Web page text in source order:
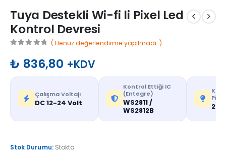
Tuya Destekli Wi-fi li Pixel Led
Kontrol Devresi
( Henüz değerlendirme yapılmadı. )
₺ 836,80 +KDV
Çalışma Voltajı
DC 12-24 Volt
Kontrol Ettiği IC
(Entegre)
WS2811 /
WS2812B
Stok Durumu: Stokta